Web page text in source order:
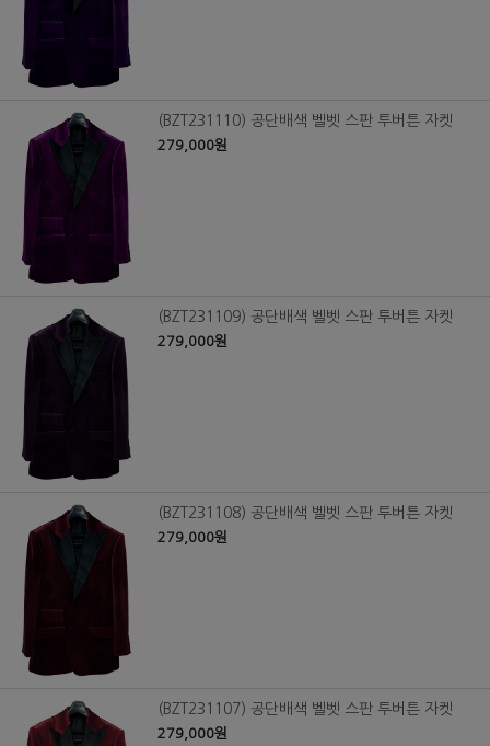
(BZT231110) 공단배색 벨벳 스판 투버튼 자켓
279,000원
(BZT231109) 공단배색 벨벳 스판 투버튼 자켓
279,000원
(BZT231108) 공단배색 벨벳 스판 투버튼 자켓
279,000원
(BZT231107) 공단배색 벨벳 스판 투버튼 자켓
279,000원